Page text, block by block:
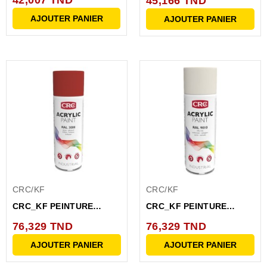
RAL...
AJOUTER PANIER
RAL...
AJOUTER PANIER
CRC/KF
CRC_KF PEINTURE
3000...
76,329 TND
AJOUTER PANIER
CRC/KF
CRC_KF PEINTURE
RAL...
76,329 TND
AJOUTER PANIER